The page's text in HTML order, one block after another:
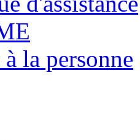
la personne